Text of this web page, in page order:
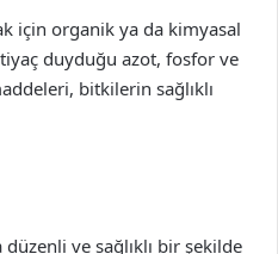
için organik ya da kimyasal
duyduğu azot, fosfor ve
bitkilerin sağlıklı
ve sağlıklı bir şekilde